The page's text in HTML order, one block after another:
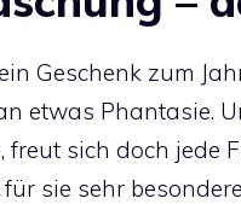
Geschenk zum
etwas Phantasie.
freut sich doch jede
sie sehr